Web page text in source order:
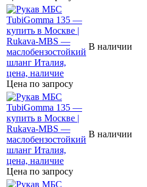
Цена по запросу
В наличии
Цена по запросу
В наличии